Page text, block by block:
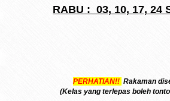
RABU : 03, 10, 17, 24
PERHATIAN!! Rakaman
(Kelas yang terlepas boleh